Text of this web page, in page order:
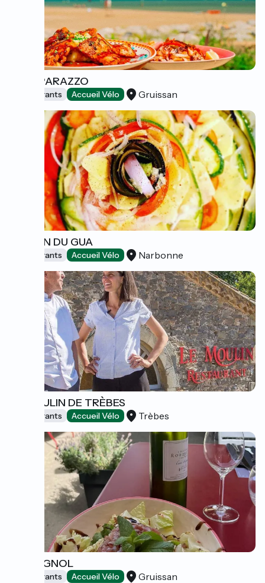
LE PAPARAZZO
Restaurants Accueil Vélo Gruissan
MOULIN DU GUA
Restaurants Accueil Vélo Narbonne
LE MOULIN DE TRÈBES
Restaurants Accueil Vélo Trèbes
L'ESTAGNOL
Restaurants Accueil Vélo Gruissan